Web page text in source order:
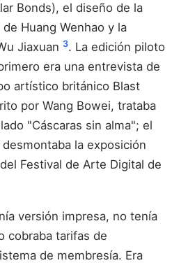
Bonds), el diseño de la
Huang Wenhao y la
Jiaxuan 3. La edición piloto
era una entrevista de
artístico británico Blast
por Wang Bowei, trataba
"Cáscaras sin alma"; el
la exposición
Festival de Arte Digital de
versión impresa, no tenía
cobraba tarifas de
de membresía. Era